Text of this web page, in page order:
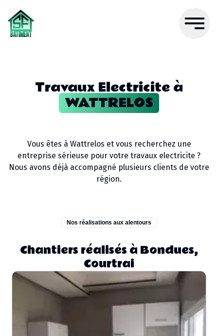
Travaux Electriciteà
WATTRELOS
Vous êtes à Wattrelos et vous recherchez une
entreprise sérieuse pour votre travaux electricite ?
Nous avons déjà accompagné plusieurs clients de votre
région.
Nos réalisations aux alentours
Chantiers réalisés à Bondues,
Courtrai